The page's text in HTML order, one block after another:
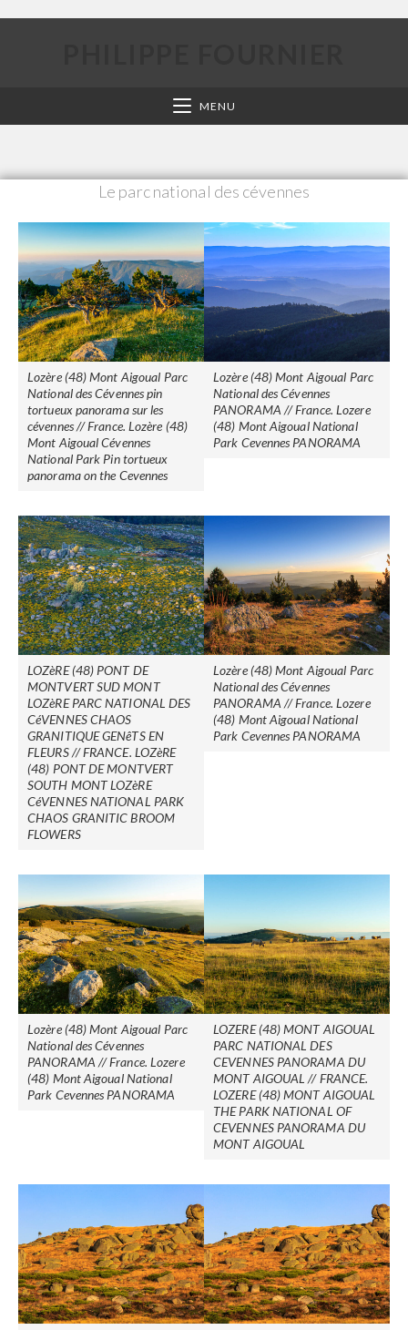
MENU
Le parc national des cévennes
Lozère (48) Mont Aigoual Parc
National des Cévennes pin
tortueux panorama sur les
cévennes // France. Lozère (48)
Mont Aigoual Cévennes
National Park Pin tortueux
panorama on the Cevennes
Lozère (48) Mont Aigoual Parc
National des Cévennes
PANORAMA // France. Lozere
(48) Mont Aigoual National
Park Cevennes PANORAMA
LOZèRE (48) PONT DE
MONTVERT SUD MONT
LOZèRE PARC NATIONAL DES
CéVENNES CHAOS
GRANITIQUE GENêTS EN
FLEURS // FRANCE. LOZèRE
(48) PONT DE MONTVERT
SOUTH MONT LOZèRE
CéVENNES NATIONAL PARK
CHAOS GRANITIC BROOM
FLOWERS
Lozère (48) Mont Aigoual Parc
National des Cévennes
PANORAMA // France. Lozere
(48) Mont Aigoual National
Park Cevennes PANORAMA
Lozère (48) Mont Aigoual Parc
National des Cévennes
PANORAMA // France. Lozere
(48) Mont Aigoual National
Park Cevennes PANORAMA
LOZERE (48) MONT AIGOUAL
PARC NATIONAL DES
CEVENNES PANORAMA DU
MONT AIGOUAL // FRANCE.
LOZERE (48) MONT AIGOUAL
THE PARK NATIONAL OF
CEVENNES PANORAMA DU
MONT AIGOUAL